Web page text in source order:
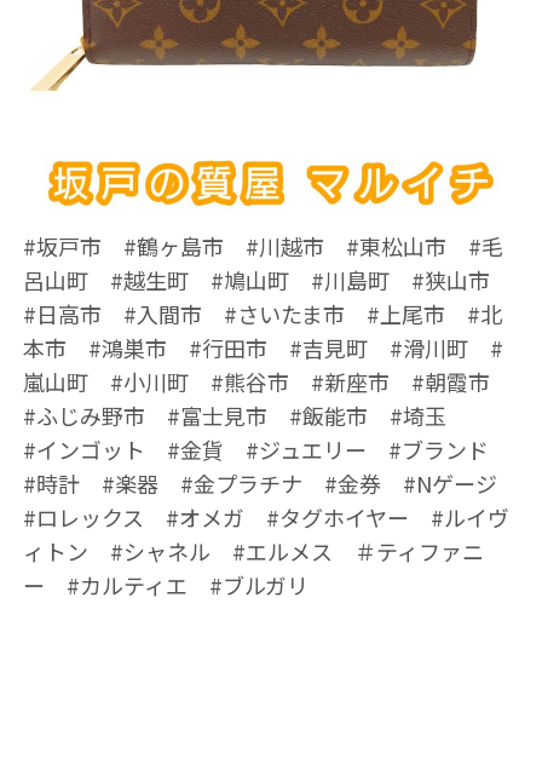
#坂戸市 #鶴ヶ島市 #川越市 #東松山市 #毛
呂山町 #越生町 #鳩山町 #川島町 #狭山市
#日高市 #入間市 #さいたま市 #上尾市 #北
本市 #鴻巣市 #行田市 #吉見町 #滑川町 #
嵐山町 #小川町 #熊谷市 #新座市 #朝霞市
#ふじみ野市 #富士見市 #飯能市 #埼玉
#インゴット #金貨 #ジュエリー #ブランド
#時計 #楽器 #金プラチナ #金券 #Nゲージ
#ロレックス #オメガ #タグホイヤー #ルイヴ
ィトン #シャネル #エルメス ＃ティファニ
ー #カルティエ #ブルガリ